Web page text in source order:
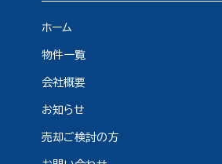
ホーム
物件一覧
会社概要
お知らせ
売却ご検討の方